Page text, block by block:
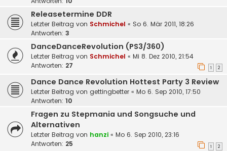
Releasetermine DDR
Letzter Beitrag von Schmichel « So 6. Mär 2011, 18:26
Antworten: 3
DanceDanceRevolution (PS3/360)
Letzter Beitrag von Schmichel « Mi 8. Dez 2010, 21:54
Antworten: 27 1 2
Dance Dance Revolution Hottest Party 3 Review
Letzter Beitrag von gettingbetter « Mo 6. Sep 2010, 17:50
Antworten: 10
Fragen zu Stepmania und Songsuche und
Alternativen
Letzter Beitrag von hanzi « Mo 6. Sep 2010, 23:16
Antworten: 25 1 2